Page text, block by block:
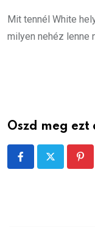
Mit tennél White
milyen nehéz lenne
Oszd meg ezt